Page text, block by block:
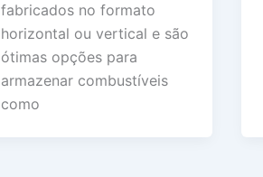
fabricados no formato
horizontal ou vertical e são
ótimas opções para
armazenar combustíveis
como